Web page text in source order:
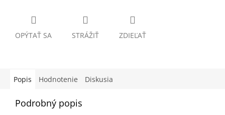
OPÝTAŤ SA STRÁŽIŤ ZDIEĽAŤ
Popis Hodnotenie Diskusia
Podrobný popis